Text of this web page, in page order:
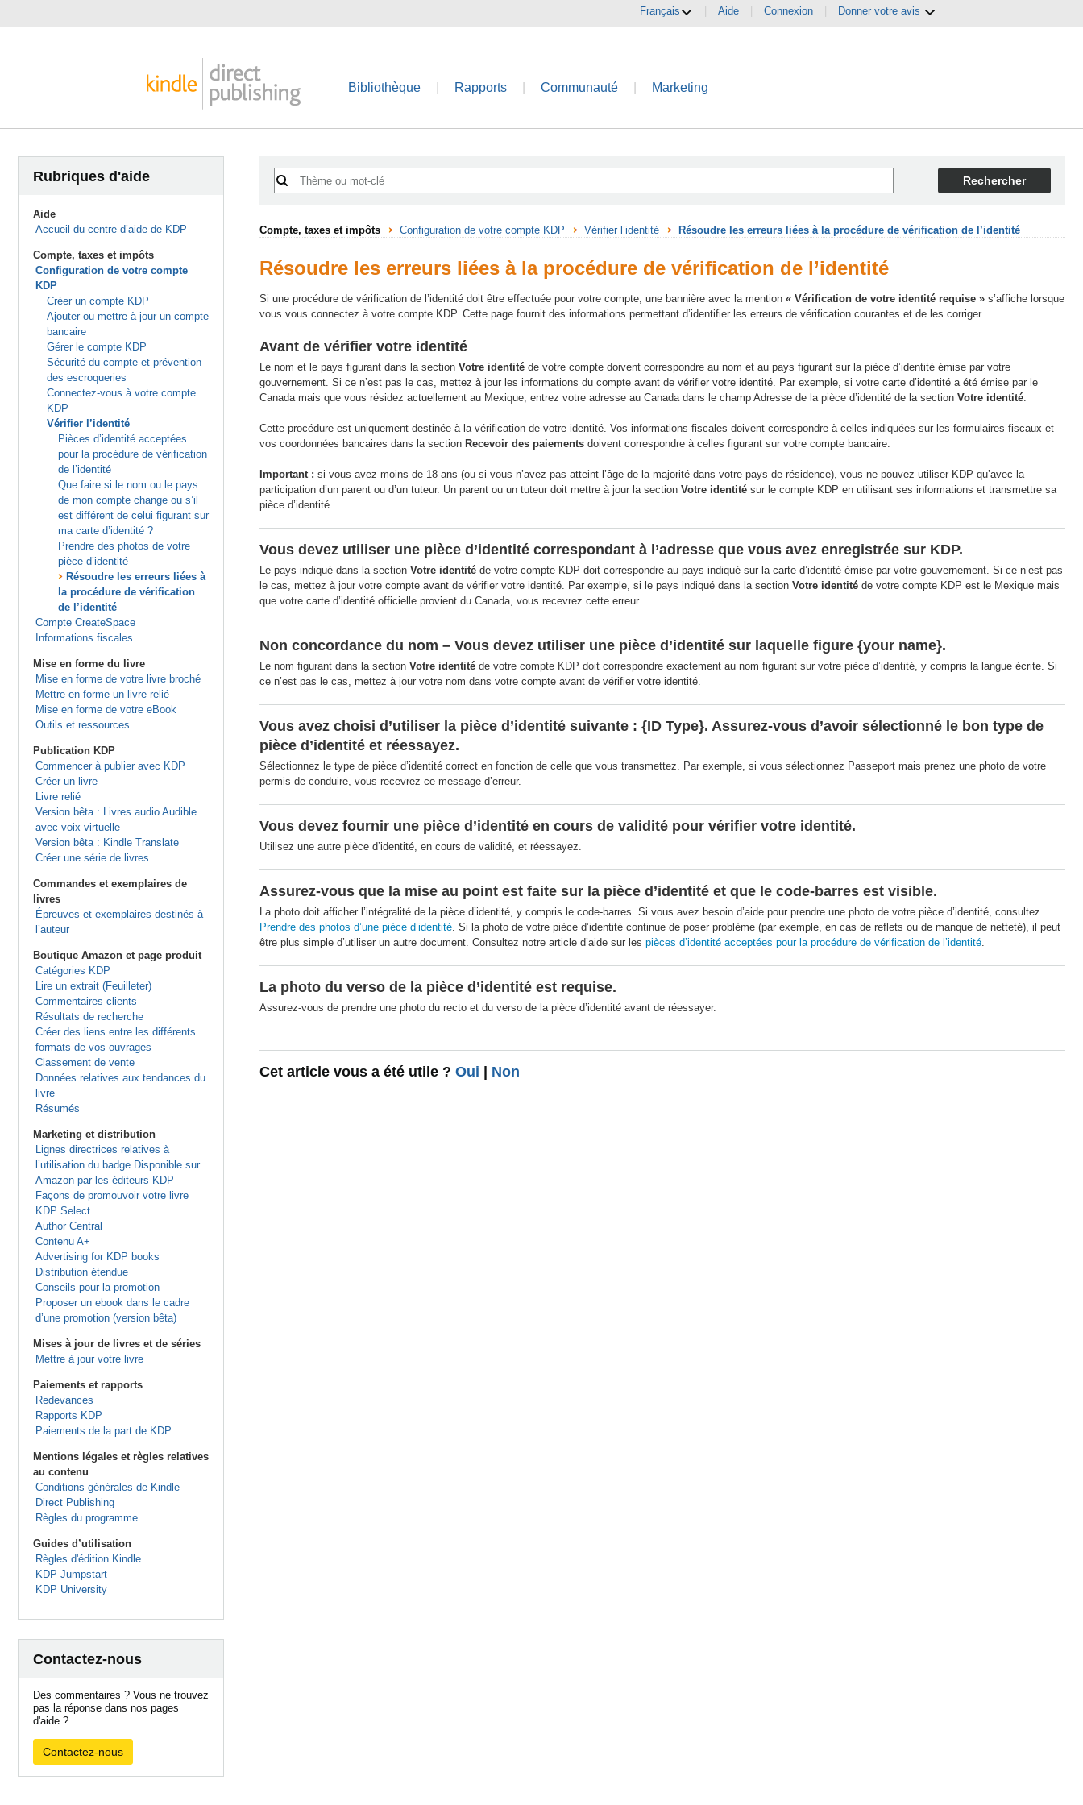
Français Aide Connexion Donner votre avis
Bibliothèque Rapports Communauté Marketing
Rubriques d'aide
Aide
Accueil du centre d’aide de KDP
Compte, taxes et impôts
Configuration de votre compte
KDP
Créer un compte KDP
Ajouter ou mettre à jour un compte
bancaire
Gérer le compte KDP
Sécurité du compte et prévention
des escroqueries
Connectez-vous à votre compte
KDP
Vérifier l’identité
Pièces d’identité acceptées
pour la procédure de vérification
de l’identité
Que faire si le nom ou le pays
de mon compte change ou s’il
est différent de celui figurant sur
ma carte d’identité ?
Prendre des photos de votre
pièce d’identité
Résoudre les erreurs liées à
la procédure de vérification
de l’identité
Compte CreateSpace
Informations fiscales
Mise en forme du livre
Mise en forme de votre livre broché
Mettre en forme un livre relié
Mise en forme de votre eBook
Outils et ressources
Publication KDP
Commencer à publier avec KDP
Créer un livre
Livre relié
Version bêta : Livres audio Audible
avec voix virtuelle
Version bêta : Kindle Translate
Créer une série de livres
Commandes et exemplaires de
livres
Épreuves et exemplaires destinés à
l’auteur
Boutique Amazon et page produit
Catégories KDP
Lire un extrait (Feuilleter)
Commentaires clients
Résultats de recherche
Créer des liens entre les différents
formats de vos ouvrages
Classement de vente
Données relatives aux tendances du
livre
Résumés
Marketing et distribution
Lignes directrices relatives à
l’utilisation du badge Disponible sur
Amazon par les éditeurs KDP
Façons de promouvoir votre livre
KDP Select
Author Central
Contenu A+
Advertising for KDP books
Distribution étendue
Conseils pour la promotion
Proposer un ebook dans le cadre
d’une promotion (version bêta)
Mises à jour de livres et de séries
Mettre à jour votre livre
Paiements et rapports
Redevances
Rapports KDP
Paiements de la part de KDP
Mentions légales et règles relatives
au contenu
Conditions générales de Kindle
Direct Publishing
Règles du programme
Guides d’utilisation
Règles d'édition Kindle
KDP Jumpstart
KDP University
Contactez-nous
Des commentaires ? Vous ne trouvez
pas la réponse dans nos pages
d'aide ?
Contactez-nous
Rechercher
Compte, taxes et impôts Configuration de votre compte KDP Vérifier l’identité Résoudre les erreurs liées à la procédure de vérification de l’identité
Résoudre les erreurs liées à la procédure de vérification de l’identité
Si une procédure de vérification de l’identité doit être effectuée pour votre compte, une bannière avec la mention « Vérification de votre identité requise » s’affiche lorsque
vous vous connectez à votre compte KDP. Cette page fournit des informations permettant d’identifier les erreurs de vérification courantes et de les corriger.
Avant de vérifier votre identité
Le nom et le pays figurant dans la section Votre identité de votre compte doivent correspondre au nom et au pays figurant sur la pièce d’identité émise par votre
gouvernement. Si ce n’est pas le cas, mettez à jour les informations du compte avant de vérifier votre identité. Par exemple, si votre carte d’identité a été émise par le
Canada mais que vous résidez actuellement au Mexique, entrez votre adresse au Canada dans le champ Adresse de la pièce d’identité de la section Votre identité.
Cette procédure est uniquement destinée à la vérification de votre identité. Vos informations fiscales doivent correspondre à celles indiquées sur les formulaires fiscaux et
vos coordonnées bancaires dans la section Recevoir des paiements doivent correspondre à celles figurant sur votre compte bancaire.
Important : si vous avez moins de 18 ans (ou si vous n’avez pas atteint l’âge de la majorité dans votre pays de résidence), vous ne pouvez utiliser KDP qu’avec la
participation d’un parent ou d’un tuteur. Un parent ou un tuteur doit mettre à jour la section Votre identité sur le compte KDP en utilisant ses informations et transmettre sa
pièce d’identité.
Vous devez utiliser une pièce d’identité correspondant à l’adresse que vous avez enregistrée sur KDP.
Le pays indiqué dans la section Votre identité de votre compte KDP doit correspondre au pays indiqué sur la carte d’identité émise par votre gouvernement. Si ce n’est pas
le cas, mettez à jour votre compte avant de vérifier votre identité. Par exemple, si le pays indiqué dans la section Votre identité de votre compte KDP est le Mexique mais
que votre carte d’identité officielle provient du Canada, vous recevrez cette erreur.
Non concordance du nom – Vous devez utiliser une pièce d’identité sur laquelle figure {your name}.
Le nom figurant dans la section Votre identité de votre compte KDP doit correspondre exactement au nom figurant sur votre pièce d’identité, y compris la langue écrite. Si
ce n’est pas le cas, mettez à jour votre nom dans votre compte avant de vérifier votre identité.
Vous avez choisi d’utiliser la pièce d’identité suivante : {ID Type}. Assurez-vous d’avoir sélectionné le bon type de
pièce d’identité et réessayez.
Sélectionnez le type de pièce d’identité correct en fonction de celle que vous transmettez. Par exemple, si vous sélectionnez Passeport mais prenez une photo de votre
permis de conduire, vous recevrez ce message d’erreur.
Vous devez fournir une pièce d’identité en cours de validité pour vérifier votre identité.
Utilisez une autre pièce d’identité, en cours de validité, et réessayez.
Assurez-vous que la mise au point est faite sur la pièce d’identité et que le code-barres est visible.
La photo doit afficher l’intégralité de la pièce d’identité, y compris le code-barres. Si vous avez besoin d’aide pour prendre une photo de votre pièce d’identité, consultez
Prendre des photos d’une pièce d’identité. Si la photo de votre pièce d’identité continue de poser problème (par exemple, en cas de reflets ou de manque de netteté), il peut
être plus simple d’utiliser un autre document. Consultez notre article d’aide sur les pièces d’identité acceptées pour la procédure de vérification de l’identité.
La photo du verso de la pièce d’identité est requise.
Assurez-vous de prendre une photo du recto et du verso de la pièce d’identité avant de réessayer.
Cet article vous a été utile ? Oui Non